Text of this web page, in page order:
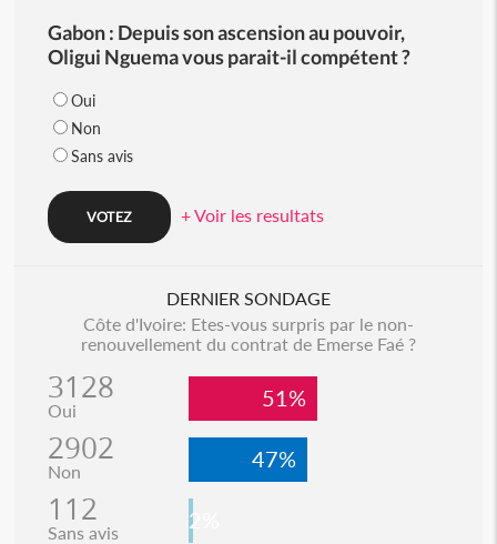
Gabon : Depuis son ascension au pouvoir,
Oligui Nguema vous parait-il compétent ?
Oui
Non
Sans avis
+ Voir les resultats
DERNIER SONDAGE
Côte d'Ivoire: Etes-vous surpris par le non-
renouvellement du contrat de Emerse Faé ?
3128
Oui 51%
2902
Non 47%
112
Sans avis 2%